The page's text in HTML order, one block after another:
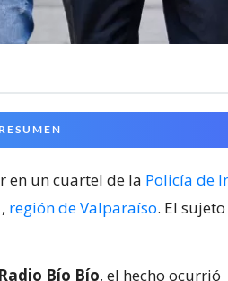
en un cuartel de la Policía de
, región de Valparaíso. El sujeto
Radio Bío Bío, el hecho ocurrió